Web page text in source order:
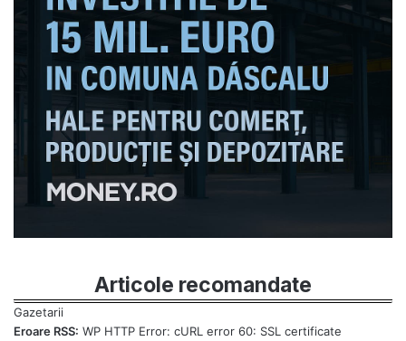
Articole recomandate
Eroare RSS: WP HTTP Error: cURL error 60: SSL certificate